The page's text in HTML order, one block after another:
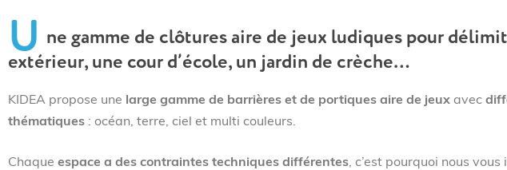
U ne gamme de clôtures aire de jeux ludiques pour
extérieur, une cour d’école, un jardin de crèche…
KIDEA propose une large gamme de barrières et de portiques aire de jeux avec
thématiques : océan, terre, ciel et multi couleurs.
Chaque espace a des contraintes techniques différentes, c’est pourquoi nous